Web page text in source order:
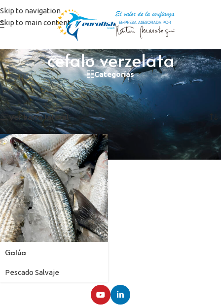
Skip to navigation
Skip to main content
cefalo verzelata
Categorías
Inicio/Productos etiquetados “cefalo verzelata”
Mostrando el único resultado
Ver barra lateral
Galúa
Pescado Salvaje